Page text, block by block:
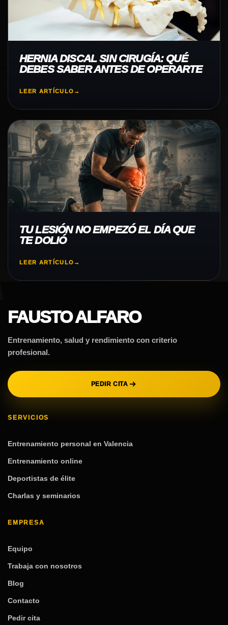
HERNIA DISCAL SIN CIRUGÍA: QUÉ
DEBES SABER ANTES DE OPERARTE
LEER ARTÍCULO →
TU LESIÓN NO EMPEZÓ EL DÍA QUE
TE DOLIÓ
LEER ARTÍCULO →
FAUSTO ALFARO
Entrenamiento, salud y rendimiento con criterio
profesional.
PEDIR CITA
SERVICIOS
Entrenamiento personal en Valencia
Entrenamiento online
Deportistas de élite
Charlas y seminarios
EMPRESA
Equipo
Trabaja con nosotros
Blog
Contacto
Pedir cita